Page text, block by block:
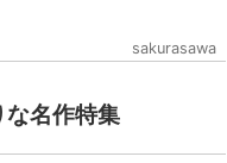
sakurasawa
な名作特集